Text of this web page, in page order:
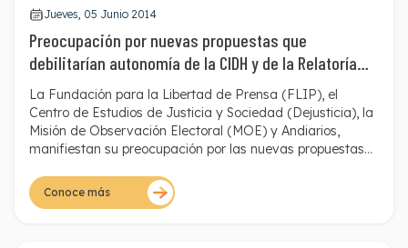
Jueves, 05 Junio 2014
Preocupación por nuevas propuestas que
debilitarían autonomía de la CIDH y de la Relatoría
Especial para la Libertad de Expresión
La Fundación para la Libertad de Prensa (FLIP), el
Centro de Estudios de Justicia y Sociedad (Dejusticia), la
Misión de Observación Electoral (MOE) y Andiarios,
manifiestan su preocupación por las nuevas propuestas
Expresión (RELE) y la Comisión Interamericana de
Derechos Humanos (CIDH). Estas inquietudes fueron
Conoce más